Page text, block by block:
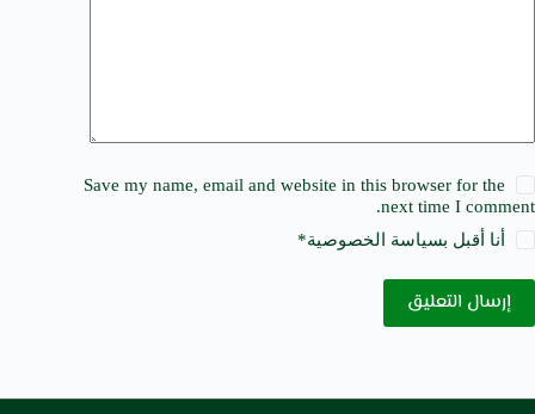
Save my name, email and website in this browser for the
next time I comment.
أنا أقبل بسياسة الخصوصية*
إرسال التعليق